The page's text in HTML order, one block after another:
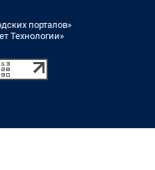
порталов»
Технологии»